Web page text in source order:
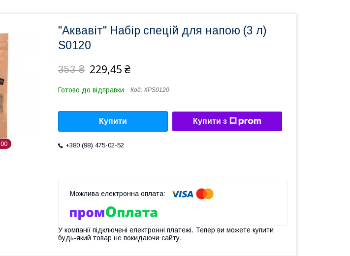
00
"Аквавіт" Набір спецій для напою (3 л)
S0120
353 ₴ 229,45 ₴
Готово до відправки Код: ХРS0120
Купити Купити з
+380 (98) 475-02-52
У компанії підключені електронні платежі. Тепер ви можете купити
будь-який товар не покидаючи сайту.